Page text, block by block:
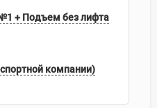
+ Подъем без лифта
компании)